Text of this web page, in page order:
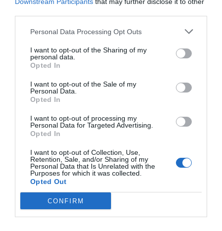
Personal Data Processing Opt Outs
I want to opt-out of the Sharing of my
personal data.
Opted In
I want to opt-out of the Sale of my
Personal Data.
Opted In
I want to opt-out of processing my
Personal Data for Targeted Advertising.
Opted In
I want to opt-out of Collection, Use,
Retention, Sale, and/or Sharing of my
Personal Data that Is Unrelated with the
Purposes for which it was collected.
Opted Out
CONFIRM
Lokalt väder
24°C Klart
Senaste nytt
06:00 NYHETER
Varg och björn utanför Hallstavik
8/8 KONSERVATIVA LEDARE
Miljöpartiets höjda drivmedelspriser är hat